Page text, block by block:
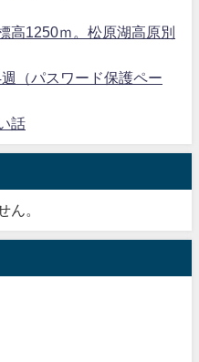
高1250ｍ。松原湖高原別
（パスワード保護ペー
話
ん。